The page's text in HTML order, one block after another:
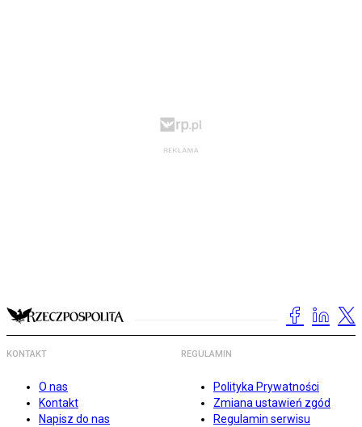
KONTAKT
O nas
Kontakt
Napisz do nas
REGULAMIN
Polityka Prywatności
Zmiana ustawień zgód
Regulamin serwisu